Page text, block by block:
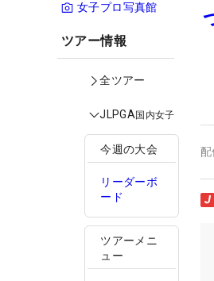
女子プロ写真館
ツアー情報
全ツアー
JLPGA国内女子
今週の大会
リーダーボ
ード
ツアーメニ
ュー
配